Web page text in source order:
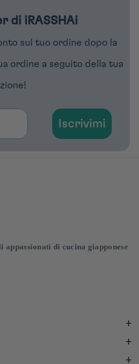
di iRASSHAi
sul tuo ordine dopo la
ordine a seguito della tua
Iscrivimi
di cucina giapponese
e in Europa
Louvre, Parigi